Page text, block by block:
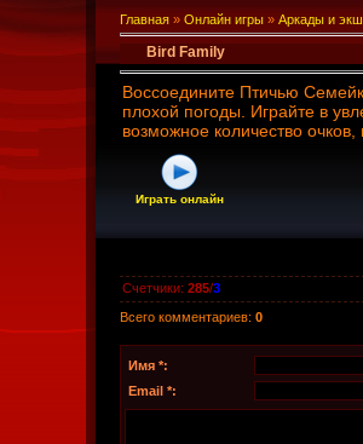
Главная » Онлайн игры » Аркады и
Bird Family
Воссоедините Птичью
плохой погоды. Играйте в
возможное количество
Играть онлайн
Счетчики: 285/3
Всего комментариев: 0
Имя *:
Email *: